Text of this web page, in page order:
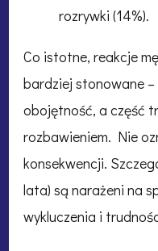
rozrywki (14%).
Co istotne, reakcje
bardziej stonowane –
obojętność, a część
rozbawieniem. Nie
konsekwencji.
lata) są narażeni na
wykluczenia i